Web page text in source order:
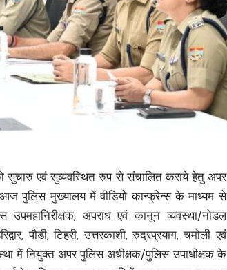
सुचारु एवं सुव्यवस्थित रुप से संचालित कराये हेतु अपर
आज पुलिस मुख्यालय में वीडियो कान्फ्रेन्स के माध्यम से
उपमहानिरीक्षक, अपराध एवं कानून व्यवस्था/नोडल
पौड़ी, टिहरी, उत्तरकाशी, रुद्रप्रयाग, चमोली एवं
में नियुक्त अपर पुलिस अधीक्षक/पुलिस उपाधीक्षक के